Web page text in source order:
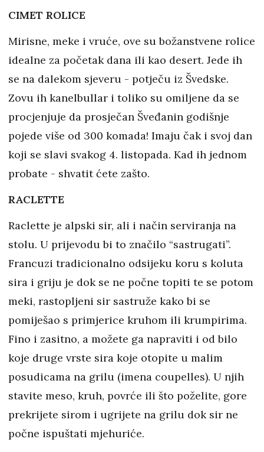
CIMET ROLICE
Mirisne, meke i vruće, ove su božanstvene rolice
idealne za početak dana ili kao desert. Jede ih
se na dalekom sjeveru - potječu iz Švedske.
Zovu ih kanelbullar i toliko su omiljene da se
procjenjuje da prosječan Šveđanin godišnje
pojede više od 300 komada! Imaju čak i svoj dan
koji se slavi svakog 4. listopada. Kad ih jednom
probate - shvatit ćete zašto.
RACLETTE
Raclette je alpski sir, ali i način serviranja na
stolu. U prijevodu bi to značilo “sastrugati”.
Francuzi tradicionalno odsijeku koru s koluta
sira i griju je dok se ne počne topiti te se potom
meki, rastopljeni sir sastruže kako bi se
pomiješao s primjerice kruhom ili krumpirima.
Fino i zasitno, a možete ga napraviti i od bilo
koje druge vrste sira koje otopite u malim
posudicama na grilu (imena coupelles). U njih
stavite meso, kruh, povrće ili što poželite, gore
prekrijete sirom i ugrijete na grilu dok sir ne
počne ispuštati mjehuriće.